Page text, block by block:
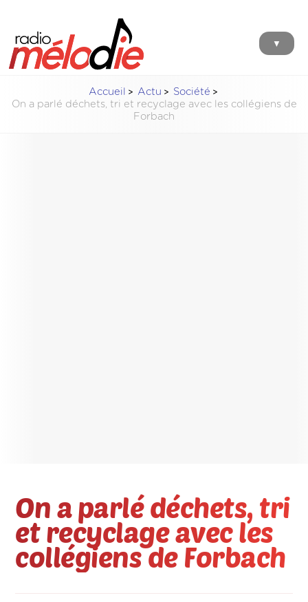
▼
Accueil Actu
Société
On a parlé déchets, tri et recyclage avec les collégiens de
Forbach
On a parlé déchets, tri
et recyclage avec les
collégiens de Forbach